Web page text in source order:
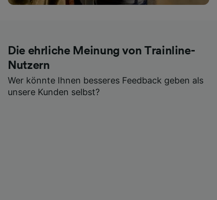
Die ehrliche Meinung von Trainline-
Nutzern
Wer könnte Ihnen besseres Feedback geben als
unsere Kunden selbst?